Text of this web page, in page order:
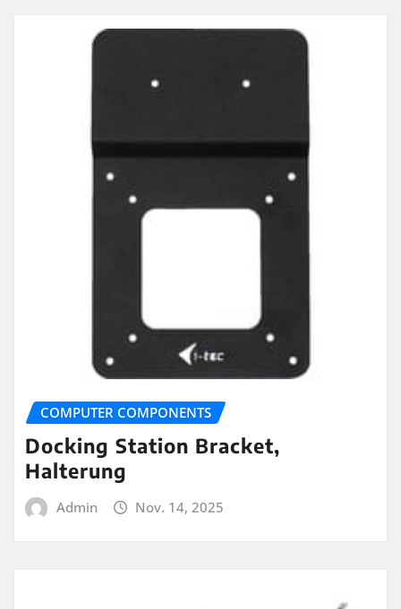
COMPUTER COMPONENTS
Docking Station Bracket,
Halterung
Admin Nov. 14, 2025